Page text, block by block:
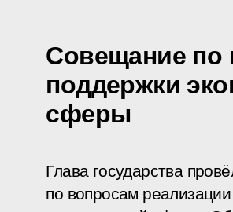
Совещание по
поддержки
сферы
Глава государства
по вопросам